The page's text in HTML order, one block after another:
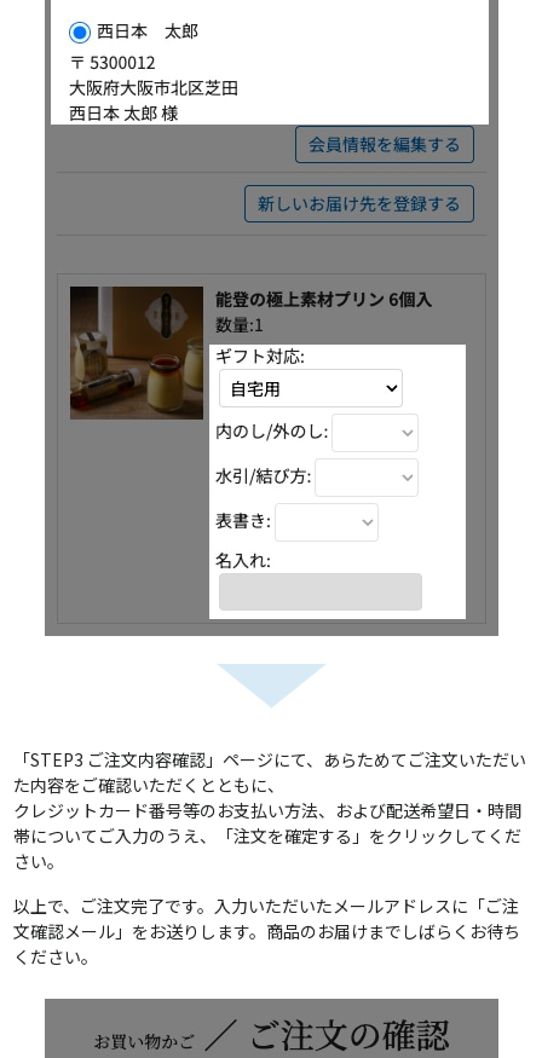
「STEP3 ご注文内容確認」ページにて、あらためてご注文いただい
た内容をご確認いただくとともに、
クレジットカード番号等のお支払い方法、および配送希望日・時間
帯についてご入力のうえ、「注文を確定する」をクリックしてくだ
さい。
以上で、ご注文完了です。入力いただいたメールアドレスに「ご注
文確認メール」をお送りします。商品のお届けまでしばらくお待ち
ください。